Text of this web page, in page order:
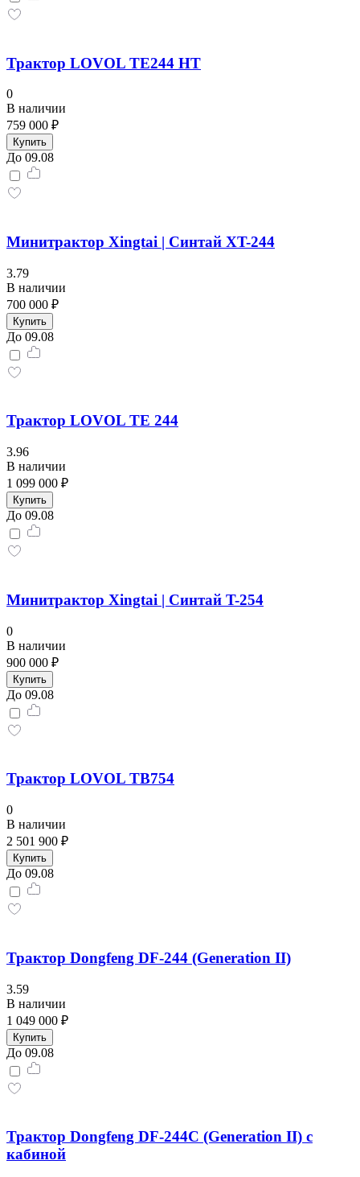
Трактор LOVOL TE244 HT
0
В наличии
759 000 ₽
Купить
До 09.08
Минитрактор Xingtai | Синтай XT-244
3.79
В наличии
700 000 ₽
Купить
До 09.08
Трактор LOVOL TЕ 244
3.96
В наличии
1 099 000 ₽
Купить
До 09.08
Минитрактор Xingtai | Синтай T-254
0
В наличии
900 000 ₽
Купить
До 09.08
Трактор LOVOL TB754
0
В наличии
2 501 900 ₽
Купить
До 09.08
Трактор Dongfeng DF-244 (Generation II)
3.59
В наличии
1 049 000 ₽
Купить
До 09.08
Трактор Dongfeng DF-244С (Generation II) с
кабиной